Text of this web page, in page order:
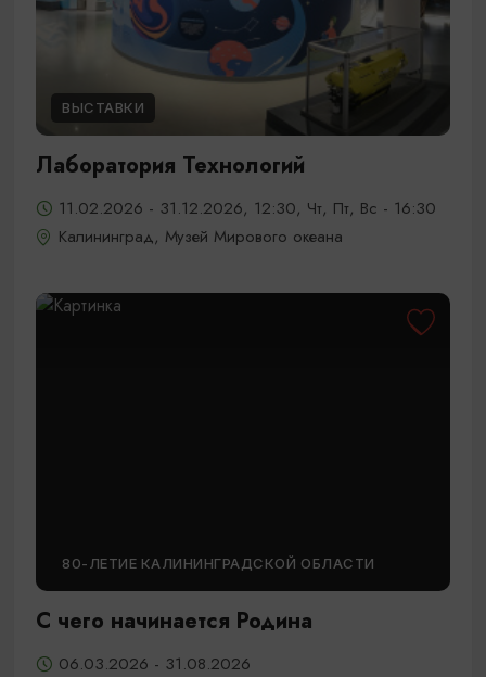
ВЫСТАВКИ
Лаборатория Технологий
11.02.2026 - 31.12.2026, 12:30, Чт, Пт, Вс - 16:30
Калининград, Музей Мирового океана
80-ЛЕТИЕ КАЛИНИНГРАДСКОЙ ОБЛАСТИ
С чего начинается Родина
06.03.2026 - 31.08.2026